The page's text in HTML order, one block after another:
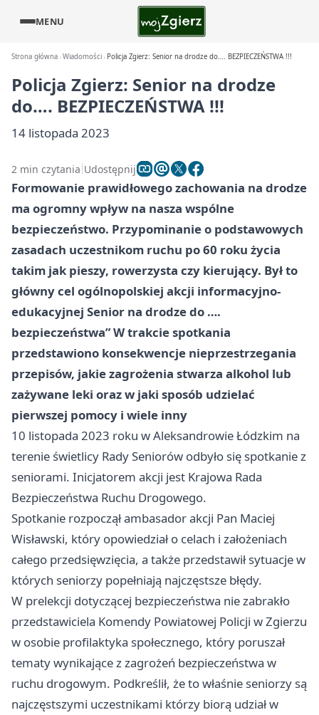
MENU
Strona główna Wiadomości Policja Zgierz: Senior na drodze do…. BEZPIECZEŃSTWA !!!
Policja Zgierz: Senior na drodze
do…. BEZPIECZEŃSTWA !!!
14 listopada 2023
2 min czytania Udostępnij
Formowanie prawidłowego zachowania na drodze
ma ogromny wpływ na nasza wspólne
bezpieczeństwo. Przypominanie o podstawowych
zasadach uczestnikom ruchu po 60 roku życia
takim jak pieszy, rowerzysta czy kierujący. Był to
główny cel ogólnopolskiej akcji informacyjno-
edukacyjnej Senior na drodze do ….
bezpieczeństwa” W trakcie spotkania
przedstawiono konsekwencje nieprzestrzegania
przepisów, jakie zagrożenia stwarza alkohol lub
zażywane leki oraz w jaki sposób udzielać
pierwszej pomocy i wiele inny
10 listopada 2023 roku w Aleksandrowie Łódzkim na
terenie świetlicy Rady Seniorów odbyło się spotkanie z
seniorami. Inicjatorem akcji jest Krajowa Rada
Bezpieczeństwa Ruchu Drogowego.
Spotkanie rozpoczął ambasador akcji Pan Maciej
Wisławski, który opowiedział o celach i założeniach
całego przedsięwzięcia, a także przedstawił sytuacje w
których seniorzy popełniają najczęstsze błędy.
W prelekcji dotyczącej bezpieczeństwa nie zabrakło
przedstawiciela Komendy Powiatowej Policji w Zgierzu
w osobie profilaktyka społecznego, który poruszał
tematy wynikające z zagrożeń bezpieczeństwa w
ruchu drogowym. Podkreślił, że to właśnie seniorzy są
najczęstszymi uczestnikami którzy biorą udział w